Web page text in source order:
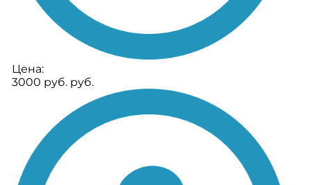
Цена:
3000 руб. руб.